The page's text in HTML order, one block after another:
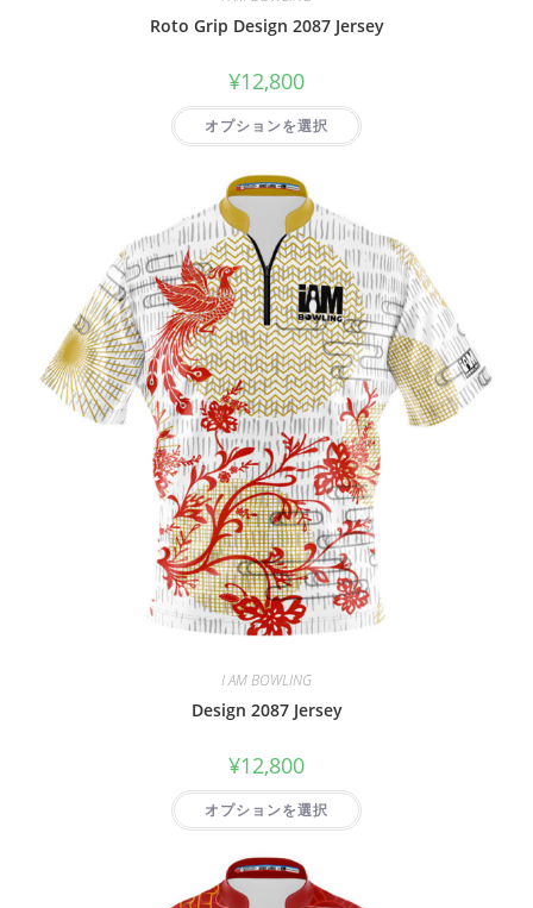
Roto Grip Design 2087 Jersey
¥12,800
オプションを選択
I AM BOWLING
Design 2087 Jersey
¥12,800
オプションを選択